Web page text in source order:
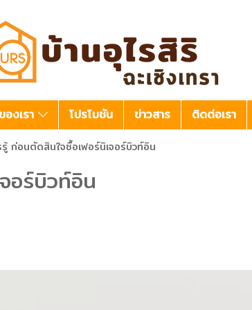
องเรา โปรโมชัน ข่าวสาร ติดต่อเรา
ก่อนตัดสินใจซื้อเฟอร์นิเจอร์บิวท์อิน
อร์บิวท์อิน